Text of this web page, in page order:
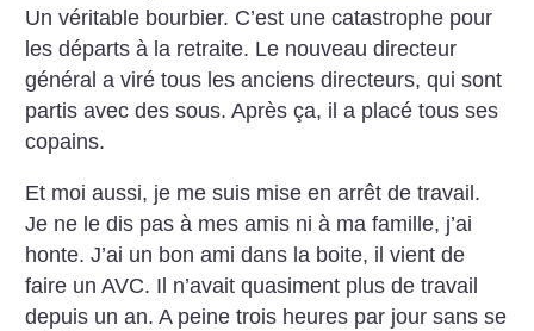
Un véritable bourbier. C’est une catastrophe pour
les départs à la retraite. Le nouveau directeur
général a viré tous les anciens directeurs, qui sont
partis avec des sous. Après ça, il a placé tous ses
copains.
Et moi aussi, je me suis mise en arrêt de travail.
Je ne le dis pas à mes amis ni à ma famille, j’ai
honte. J’ai un bon ami dans la boite, il vient de
faire un AVC. Il n’avait quasiment plus de travail
depuis un an. A peine trois heures par jour sans se